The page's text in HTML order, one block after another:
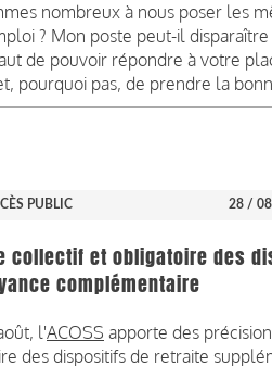
nombreux à nous poser les
? Mon poste peut-il
de pouvoir répondre à votre
pourquoi pas, de prendre la
PUBLIC 28 /
collectif et obligatoire des
complémentaire
l'ACOSS apporte des
des dispositifs de retraite